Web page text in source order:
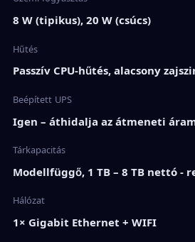
8 W (tipikus), 20 W (csúcs)
Hűtés
Passzív CPU-hűtés, alacsony
Beépített UPS
Igen – áthidalja az átmeneti
Tárkapacitás
Modellfüggő, 1 TB – 8 TB nettó -
Hálózat
1× Gigabit Ethernet + WIFI